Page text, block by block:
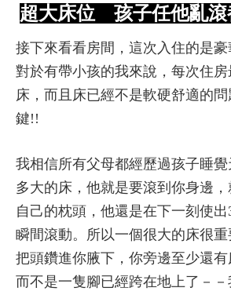
超大床位 孩子任他亂滾
接下來看看房間，這次入住的是豪
對於有帶小孩的我來說，每次住
床，而且床已經不是軟硬舒適的
鍵!!
我相信所有父母都經歷過孩子睡
多大的床，他就是要滾到你身邊
自己的枕頭，他還是在下一刻使
瞬間滾動。所以一個很大的床很
把頭鑽進你腋下，你旁邊至少還有
而不是一隻腳已經跨在地上了－